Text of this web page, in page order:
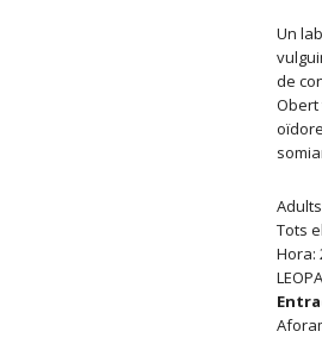
Un
de
Tots
Hora: